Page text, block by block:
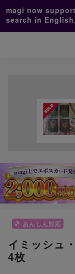
magi now
search in English.
あんしん対応
イミッシュ
4枚